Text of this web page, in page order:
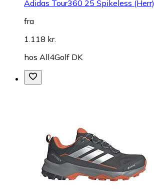
Adidas Tour360 25 Spikeless (Herr)
fra
1.118 kr.
hos All4Golf DK